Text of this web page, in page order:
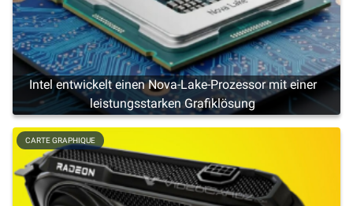
Intel entwickelt einen Nova-Lake-Prozessor mit einer
leistungsstarken Grafiklösung
CARTE GRAPHIQUE